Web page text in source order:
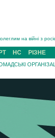
із захисником
із Нанкова на
з Виноградова Ігнат
участі трьох авто
Закарпатті
НС РІЗНЕ